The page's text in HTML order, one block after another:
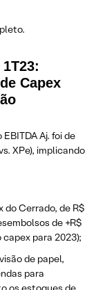
Capex
Aj. foi de
XPe), implicando
do Cerrado, de R$
de +R$
para 2023);
de papel,
para